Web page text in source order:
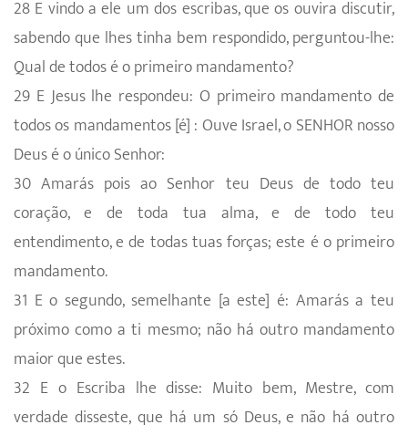
28 E vindo a ele um dos escribas, que os ouvira discutir,
sabendo que lhes tinha bem respondido, perguntou-lhe:
Qual de todos é o primeiro mandamento?
29 E Jesus lhe respondeu: O primeiro mandamento de
todos os mandamentos [é] : Ouve Israel, o SENHOR nosso
Deus é o único Senhor:
30 Amarás pois ao Senhor teu Deus de todo teu
coração, e de toda tua alma, e de todo teu
entendimento, e de todas tuas forças; este é o primeiro
mandamento.
31 E o segundo, semelhante [a este] é: Amarás a teu
próximo como a ti mesmo; não há outro mandamento
maior que estes.
32 E o Escriba lhe disse: Muito bem, Mestre, com
verdade disseste, que há um só Deus, e não há outro